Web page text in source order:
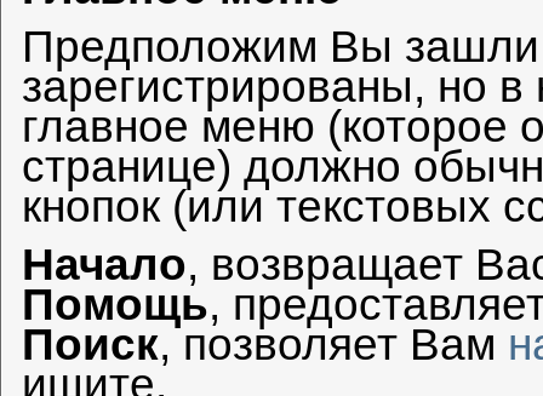
Предположим Вы зашли
зарегистрированы, но
главное меню (которое
странице) должно
кнопок (или текстовых
Начало, возвращает
Помощь,
Поиск, позволяет Вам
ищите.